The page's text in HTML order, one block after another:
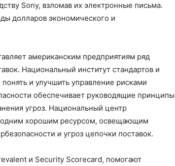
Sony, взломав их электронные письма.
долларов экономического и
американским предприятиям ряд
Национальный институт стандартов и
и улучшить управление рисками
обеспечивает руководящие принципы
угроз. Национальный центр
одним хорошим ресурсом, освещающим
и угроз цепочки поставок.
и Security Scorecard, помогают